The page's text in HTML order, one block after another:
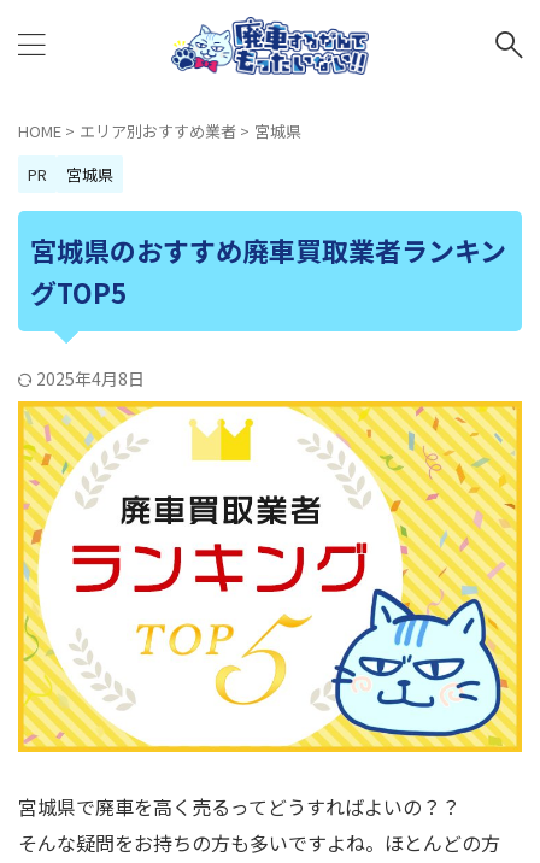
HOME > エリア別おすすめ業者 > 宮城県
PR
宮城県
宮城県のおすすめ廃車買取業者ランキン
グTOP5
2025年4月8日
宮城県で廃車を高く売るってどうすればよいの？？
そんな疑問をお持ちの方も多いですよね。ほとんどの方